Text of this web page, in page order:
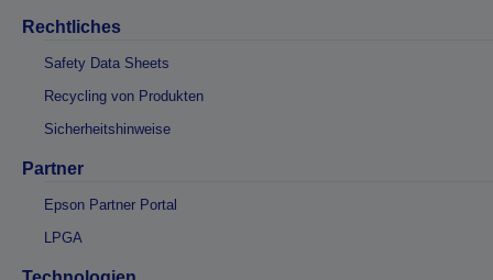
Rechtliches
Safety Data Sheets
Recycling von Produkten
Sicherheitshinweise
Partner
Epson Partner Portal
LPGA